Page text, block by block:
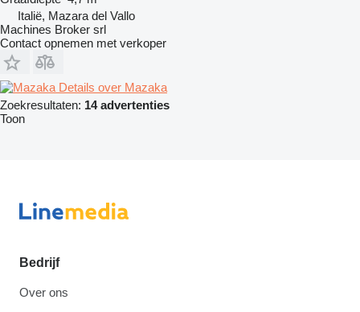
Italië, Mazara del Vallo
Machines Broker srl
Contact opnemen met verkoper
Details over Mazaka
Zoekresultaten: 14 advertenties
Toon
Bedrijf
Over ons